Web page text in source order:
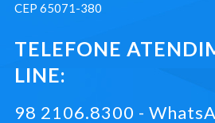
CEP 65071-380
TELEFONE
LINE:
98 2106.8300 -